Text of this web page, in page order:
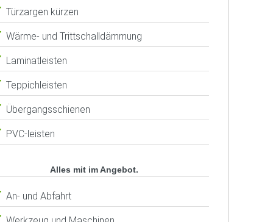
Türzargen kürzen
Wärme- und Trittschalldämmung
Laminatleisten
Teppichleisten
Übergangsschienen
PVC-leisten
Alles mit im Angebot.
An- und Abfahrt